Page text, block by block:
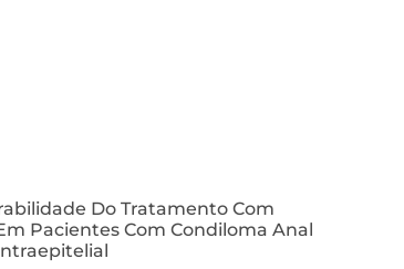
Do Tratamento Com
Pacientes Com Condiloma Anal